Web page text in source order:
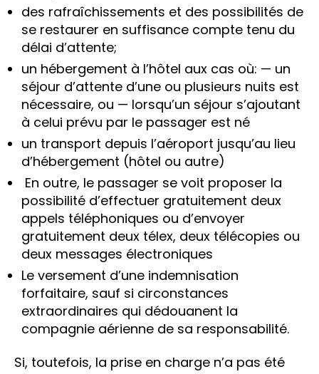
des rafraîchissements et des possibilités de
se restaurer en suffisance compte tenu du
délai d’attente;
un hébergement à l’hôtel aux cas où: — un
séjour d’attente d’une ou plusieurs nuits est
nécessaire, ou — lorsqu’un séjour s’ajoutant
à celui prévu par le passager est né
un transport depuis l’aéroport jusqu’au lieu
d’hébergement (hôtel ou autre)
En outre, le passager se voit proposer la
possibilité d’effectuer gratuitement deux
appels téléphoniques ou d’envoyer
gratuitement deux télex, deux télécopies ou
deux messages électroniques
Le versement d’une indemnisation
forfaitaire, sauf si circonstances
extraordinaires qui dédouanent la
compagnie aérienne de sa responsabilité.
Si, toutefois, la prise en charge n’a pas été